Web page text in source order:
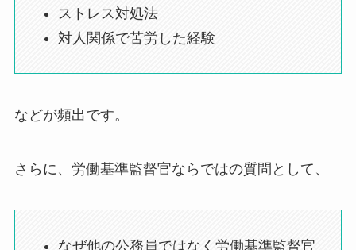
ストレス対処法
対人関係で苦労した経験
などが頻出です。
さらに、労働基準監督官ならではの質問として、
なぜ他の公務員ではなく労働基準監督官